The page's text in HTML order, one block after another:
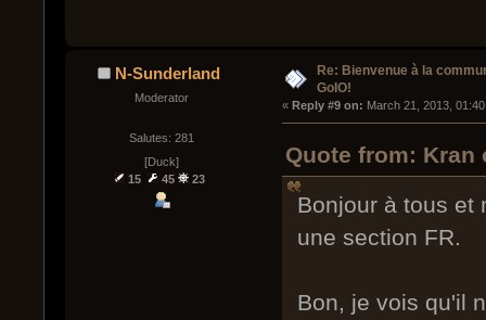
N-Sunderland
Moderator
Salutes: 281
[Duck]
15
45 23
Re: Bienvenue à la
GoIO!
« Reply #9 on: March 21, 2013,
Quote from: Kran
Bonjour à tous et
une section FR.
Bon, je vois qu'il